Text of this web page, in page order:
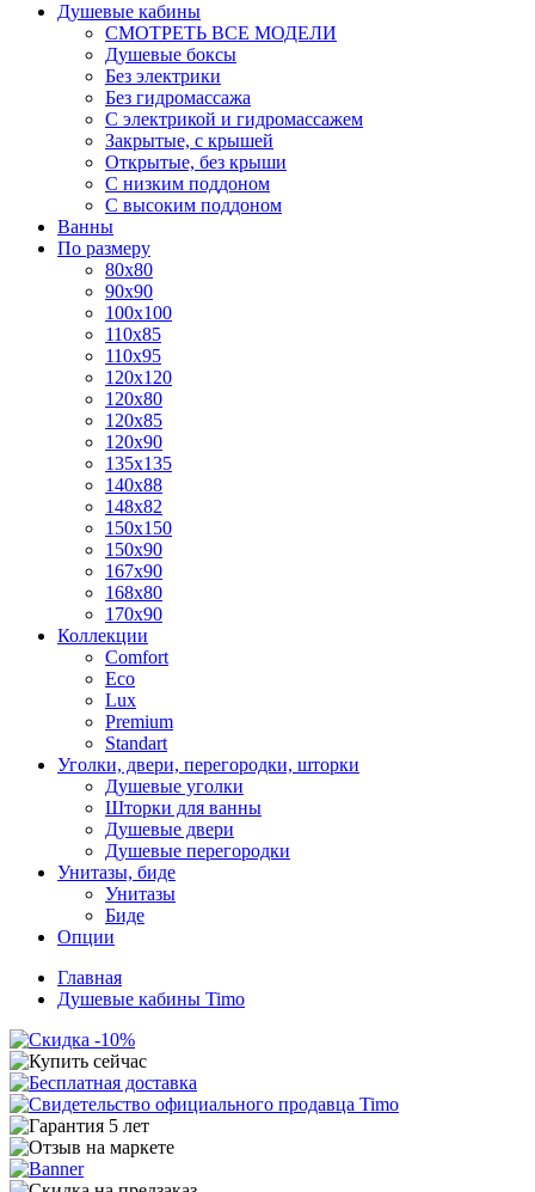
Душевые кабины
СМОТРЕТЬ ВСЕ МОДЕЛИ
Душевые боксы
Без электрики
Без гидромассажа
С электрикой и гидромассажем
Закрытые, с крышей
Открытые, без крыши
С низким поддоном
С высоким поддоном
Ванны
По размеру
80x80
90x90
100x100
110x85
110x95
120x120
120x80
120x85
120x90
135x135
140x88
148x82
150x150
150x90
167x90
168x80
170x90
Коллекции
Comfort
Eco
Lux
Premium
Standart
Уголки, двери, перегородки, шторки
Душевые уголки
Шторки для ванны
Душевые двери
Душевые перегородки
Унитазы, биде
Унитазы
Биде
Опции
Главная
Душевые кабины Timo